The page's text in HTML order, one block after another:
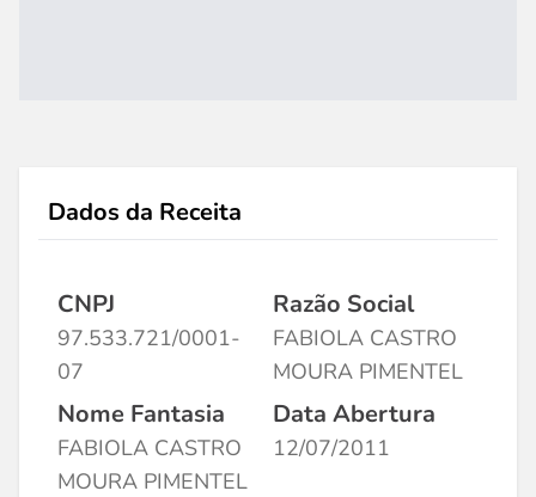
Dados da Receita
CNPJ
97.533.721/0001-
07
Razão Social
FABIOLA CASTRO
MOURA PIMENTEL
Nome Fantasia
FABIOLA CASTRO
MOURA PIMENTEL
Data Abertura
12/07/2011